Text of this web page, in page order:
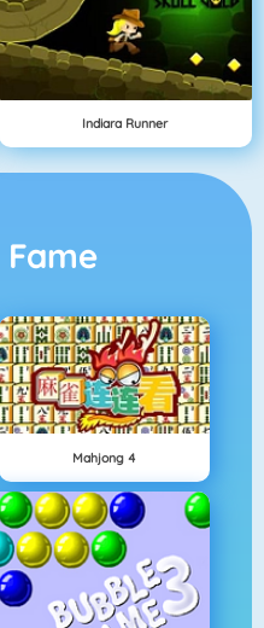
Indiara Runner
Fame
Mahjong 4